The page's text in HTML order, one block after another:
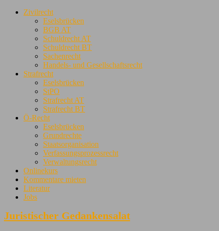
Zivilrecht
Eselsbrücken
BGB AT
Schuldrecht AT
Schuldrecht BT
Sachenrecht
Handels- und Gesellschaftsrecht
Strafrecht
Eselsbrücken
StPO
Strafrecht AT
Strafrecht BT
Ö-Recht
Eselsbrücken
Grundrechte
Staatsorganisation
Verfassungsprozessrecht
Verwaltungsrecht
Onlinekurs
Kommentare mieten
Literatur
Jobs
Juristischer Gedankensalat